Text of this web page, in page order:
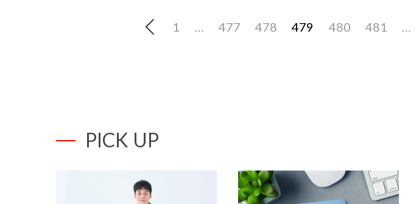
1 477 478 479 480 481
PICK UP